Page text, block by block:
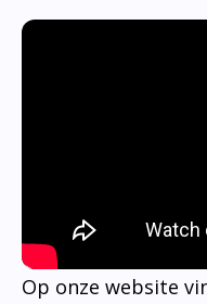
Op onze website